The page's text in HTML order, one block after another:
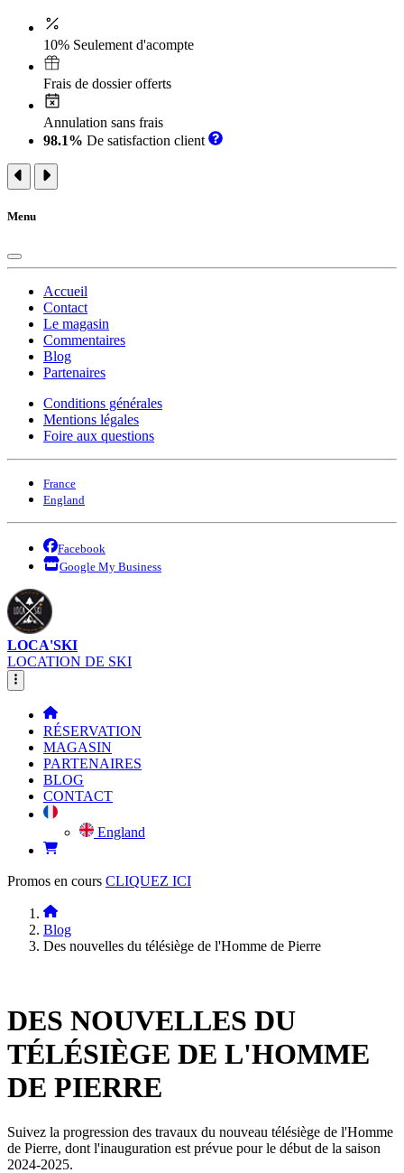
10% Seulement d'acompte
Frais de dossier offerts
Annulation sans frais
98.1% De satisfaction client
Menu
Accueil
Contact
Le magasin
Commentaires
Blog
Partenaires
Conditions générales
Mentions légales
Foire aux questions
France
England
Facebook
Google My Business
LOCA'SKI
LOCATION DE SKI
RÉSERVATION
MAGASIN
PARTENAIRES
BLOG
CONTACT
England
Promos en cours CLIQUEZ ICI
Blog
Des nouvelles du télésiège de l'Homme de Pierre
DES NOUVELLES DU
TÉLÉSIÈGE DE L'HOMME
DE PIERRE
Suivez la progression des travaux du nouveau télésiège de l'Homme
de Pierre, dont l'inauguration est prévue pour le début de la saison
2024-2025.